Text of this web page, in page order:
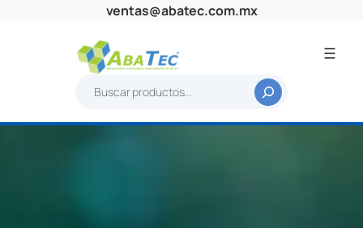
ventas@abatec.com.mx
s